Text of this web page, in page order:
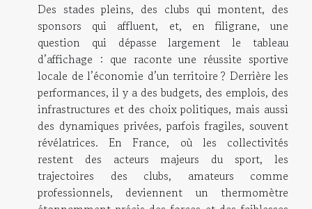
Des stades pleins, des clubs qui montent, des
sponsors qui affluent, et, en filigrane, une
question qui dépasse largement le tableau
d’affichage : que raconte une réussite sportive
locale de l’économie d’un territoire ? Derrière les
performances, il y a des budgets, des emplois, des
infrastructures et des choix politiques, mais aussi
des dynamiques privées, parfois fragiles, souvent
révélatrices. En France, où les collectivités
restent des acteurs majeurs du sport, les
trajectoires des clubs, amateurs comme
professionnels, deviennent un thermomètre